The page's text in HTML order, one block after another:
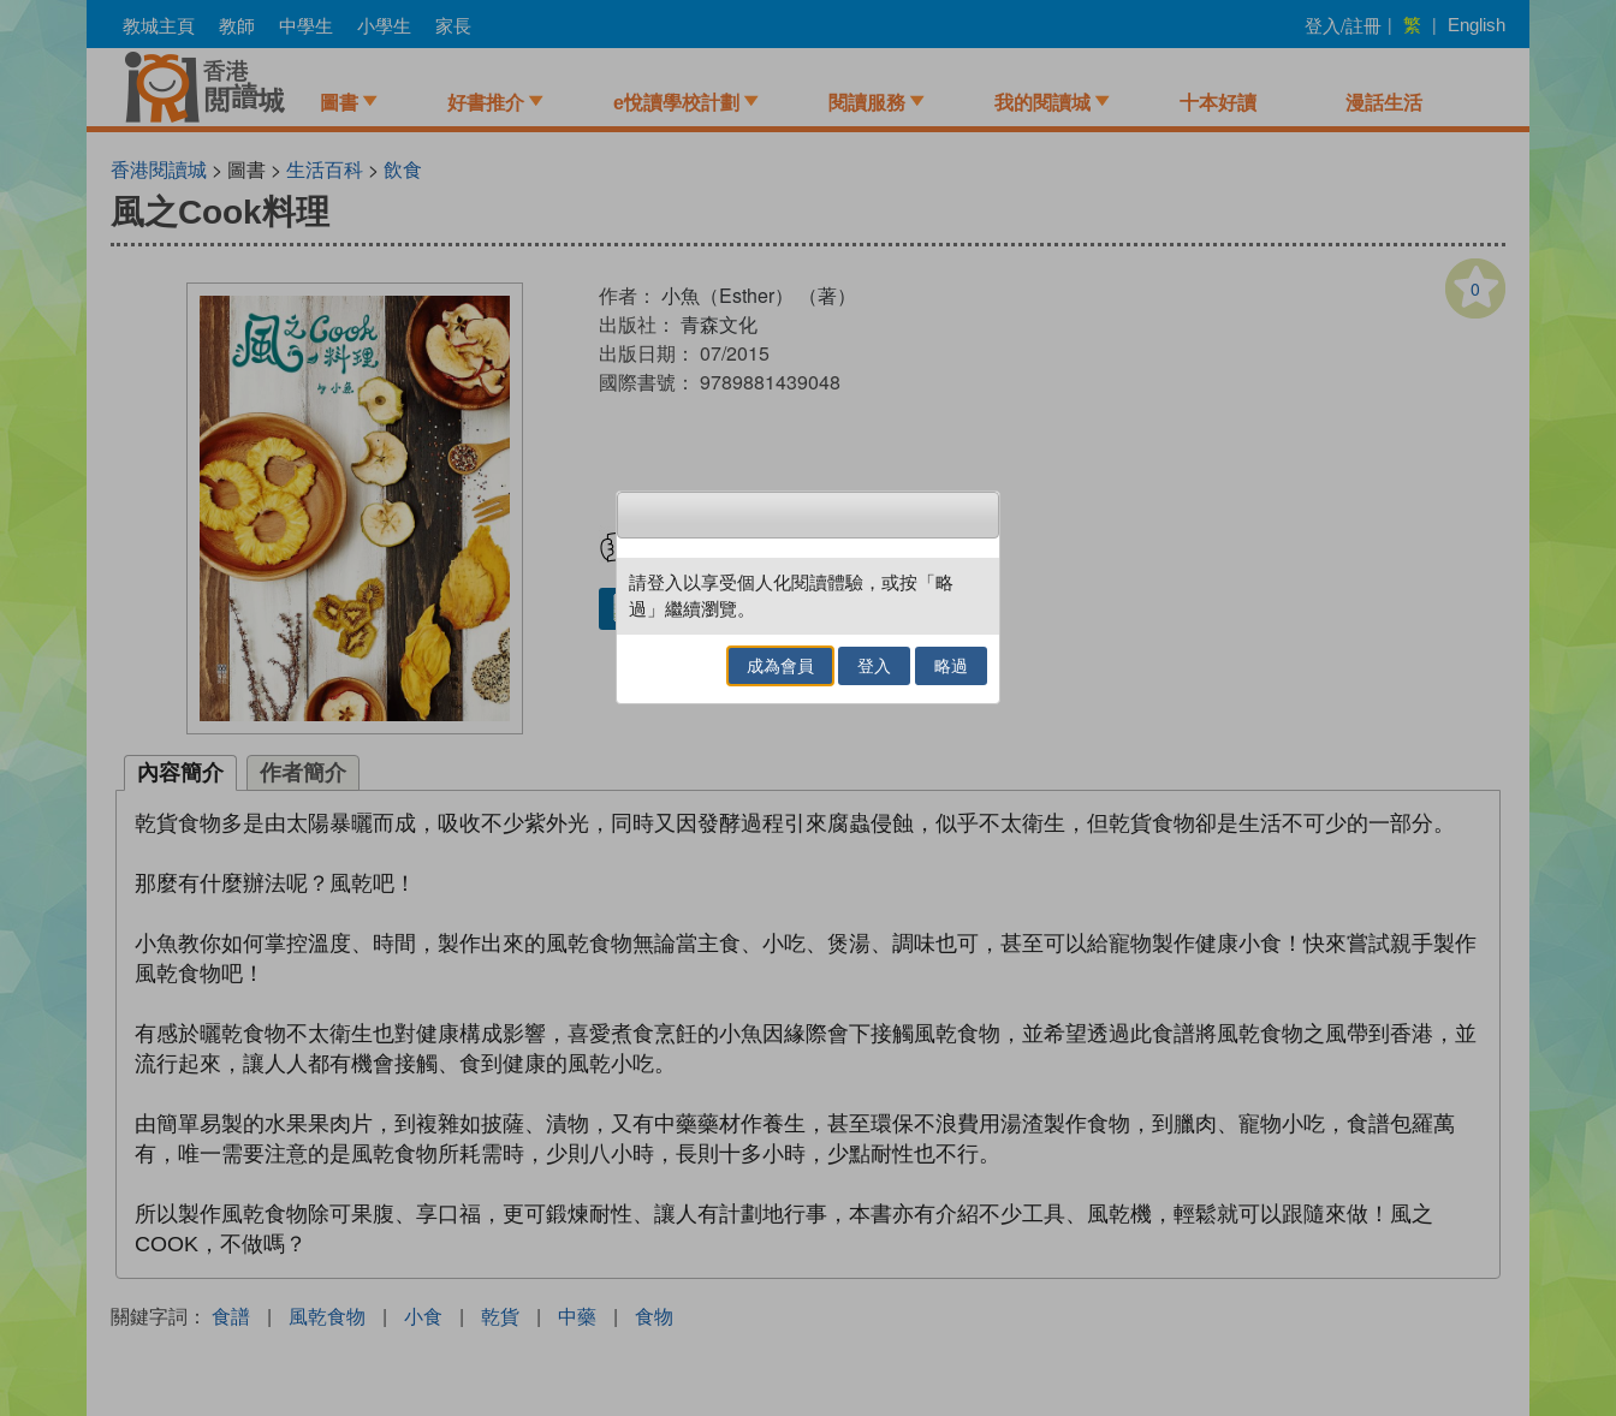
to
教城主頁 教師 中學生 小學生 家長 登入/註冊 | 繁 | English
圖書 好書推介 e悅讀學校計劃 閱讀服務 我的閱讀城 十本好讀 漫話生活
香港閱讀城 > 圖書 > 生活百科 > 飲食
風之Cook料理
0
作者： 小魚（Esther） （著）
出版社： 青森文化
出版日期： 07/2015
國際書號： 9789881439048
借閱實體書
內容簡介 作者簡介
乾貨食物多是由太陽暴曬而成，吸收不少紫外光，同時又因發酵過程引來腐蟲侵蝕，似乎不太衛生，但乾貨食物卻是生活不可少的一部分。
那麼有什麼辦法呢？風乾吧！
小魚教你如何掌控溫度、時間，製作出來的風乾食物無論當主食、小吃、煲湯、調味也可，甚至可以給寵物製作健康小食！快來嘗試親手製作
風乾食物吧！
有感於曬乾食物不太衛生也對健康構成影響，喜愛煮食烹飪的小魚因緣際會下接觸風乾食物，並希望透過此食譜將風乾食物之風帶到香港，並
流行起來，讓人人都有機會接觸、食到健康的風乾小吃。
由簡單易製的水果果肉片，到複雜如披薩、漬物，又有中藥藥材作養生，甚至環保不浪費用湯渣製作食物，到臘肉、寵物小吃，食譜包羅萬
有，唯一需要注意的是風乾食物所耗需時，少則八小時，長則十多小時，少點耐性也不行。
所以製作風乾食物除可果腹、享口福，更可鍛煉耐性、讓人有計劃地行事，本書亦有介紹不少工具、風乾機，輕鬆就可以跟隨來做！風之
COOK，不做嗎？
關鍵字詞： 食譜 | 風乾食物 | 小食 | 乾貨 | 中藥 | 食物
請登入以享受個人化閱讀體驗，或按「略
過」繼續瀏覽。
成為會員 登入 略過